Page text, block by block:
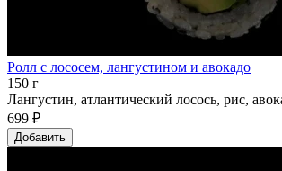
Ролл с лососем, лангустином и авокадо
150 г
Лангустин, атлантический лосось, рис,
699 ₽
Добавить